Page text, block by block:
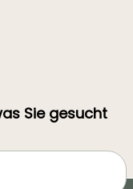
Sie gesucht